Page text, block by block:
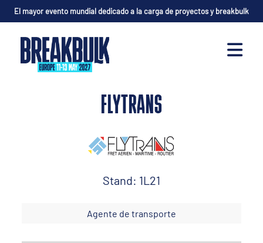
El mayor evento mundial dedicado a la carga de proyectos y breakbulk
FLYTRANS
Stand: 1L21
Agente de transporte